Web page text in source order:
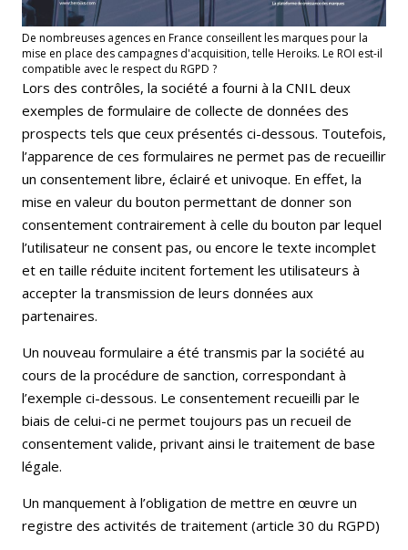
De nombreuses agences en France conseillent les marques pour la
mise en place des campagnes d'acquisition, telle Heroiks. Le ROI est-il
compatible avec le respect du RGPD ?
Lors des contrôles, la société a fourni à la CNIL deux
exemples de formulaire de collecte de données des
prospects tels que ceux présentés ci-dessous. Toutefois,
l’apparence de ces formulaires ne permet pas de recueillir
un consentement libre, éclairé et univoque. En effet, la
mise en valeur du bouton permettant de donner son
consentement contrairement à celle du bouton par lequel
l’utilisateur ne consent pas, ou encore le texte incomplet
et en taille réduite incitent fortement les utilisateurs à
accepter la transmission de leurs données aux
partenaires.
Un nouveau formulaire a été transmis par la société au
cours de la procédure de sanction, correspondant à
l’exemple ci-dessous. Le consentement recueilli par le
biais de celui-ci ne permet toujours pas un recueil de
consentement valide, privant ainsi le traitement de base
légale.
Un manquement à l’obligation de mettre en œuvre un
registre des activités de traitement (article 30 du RGPD)